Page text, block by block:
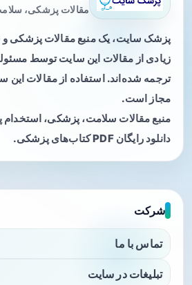
مقالات پزشکی،
پزشک سایت، یک منبع مقالات
زیادی از مقالات این سایت توسط
ترجمه شده‌اند. استفاده از مقالات این
مجاز است.
منبع مقالات سلامت، پزشکی، استخدام
دانلود رایگان PDF کتاب‌های پزشکی.
شرکت
تماس با ما
تبلیغات در سایت